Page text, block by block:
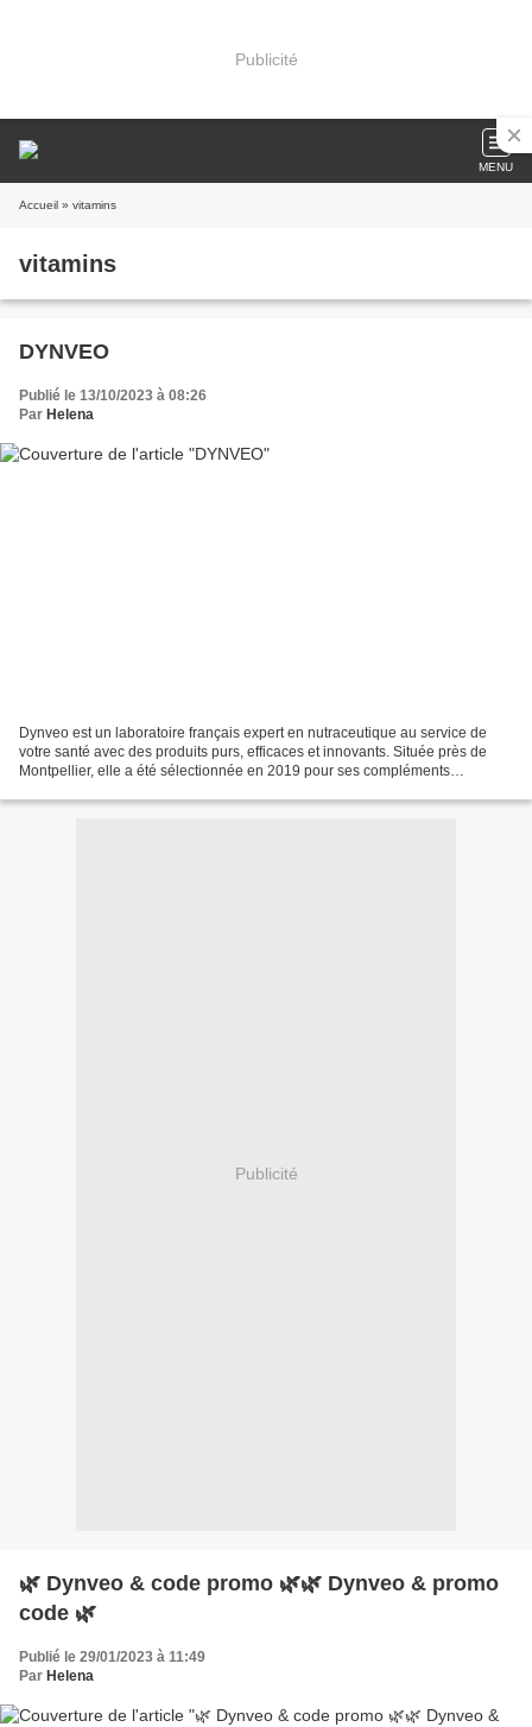
Publicité
MENU
Accueil » vitamins
vitamins
DYNVEO
Publié le 13/10/2023 à 08:26
Par Helena
Dynveo est un laboratoire français expert en nutraceutique au service de
votre santé avec des produits purs, efficaces et innovants. Située près de
Montpellier, elle a été sélectionnée en 2019 pour ses compléments
Publicité
🌿 Dynveo & code promo 🌿🌿 Dynveo & promo
code 🌿
Publié le 29/01/2023 à 11:49
Par Helena